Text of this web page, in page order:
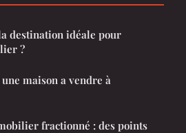
destination idéale pour
?
maison a vendre à
fractionné : des points